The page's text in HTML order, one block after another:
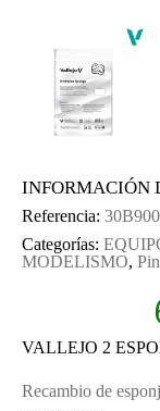
INFORMACIÓN
Referencia:
Categorías:
MODELISMO,
VALLEJO 2
Recambio de